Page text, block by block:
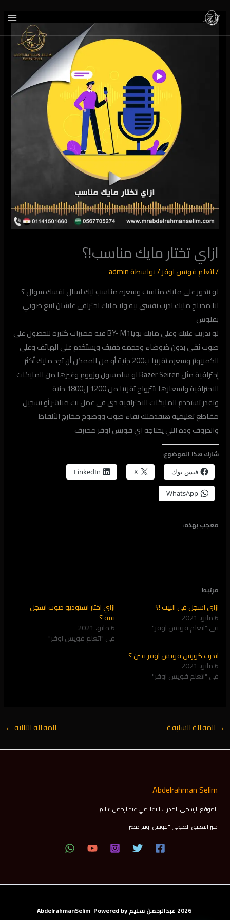
تخطي
المحتوى
ازاي تختار مايك مناسب!؟
/اتعلم فويس اوفر/ بواسطةadmin
لو بتدور على مايك مناسب وسعره مناسب ليك اسال نفسك سوال ؟
انا محتاج مايك ادرب نفسي بيه ولا مايك احترافي علشان ابيع صوتي
بفلوس
لو تدريب عليك وعلى مايك بوياBY- M1 فيه مميزات كتيرة للحصول على
صوت نقى بدون ضوضاء وحجمه خفيف ويستخدم على الهاتف وعلى
الكمبيوتر وسعره تقريبا ب200 جنية أو من الممكن أن تجد مايك أكثر
إحترافية مثل Razer Seiren او سامسون وزووم وغيرها من المايكات
الاحترافية واسعارها بتترواح تقريبا من 1200 ل1800 جنية
وتقدر تستخدم المايكات الاحترافية دي في عمل بث مباشر أو تسجيل
مقاطع تعليمية هتقدملك نقاء صوت ووضوح مخارج الألفاظ
والحروف وده اللي يحتاجه اي فويس اوفر محترف
شارك هذا الموضوع:
فيس بوك X
LinkedIn
WhatsApp
معجب بهذه:
مرتبط
ازاي اسجل فى البيت !؟
6 مايو، 2021
في "اتعلم فويس اوفر"
ازاي اختار استوديو صوت اسجل
فيه ؟
6 مايو، 2021
في "اتعلم فويس اوفر"
اتدرب كورس فويس اوفر فين ؟
6 مايو، 2021
في "اتعلم فويس اوفر"
→ المقالة السابقة المقالة التالية ←
Abdelrahman Selim
الموقع الرسمي للمدرب الاعلامي عبدالرحمن سليم
خبير التعليق الصوتي "فويس اوفر مصر"